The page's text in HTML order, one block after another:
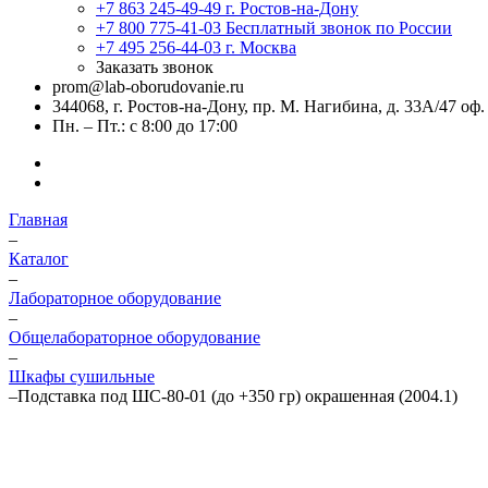
+7 863 245-49-49 г. Ростов-на-Дону
+7 800 775-41-03 Бесплатный звонок по России
+7 495 256-44-03 г. Москва
Заказать звонок
prom@lab-oborudovanie.ru
344068, г. Ростов-на-Дону, пр. М. Нагибина, д. 33А/47 оф.
Пн. – Пт.: с 8:00 до 17:00
Главная
–
Каталог
–
Лабораторное оборудование
–
Общелабораторное оборудование
–
Шкафы сушильные
–Подставка под ШС-80-01 (до +350 гр) окрашенная (2004.1)